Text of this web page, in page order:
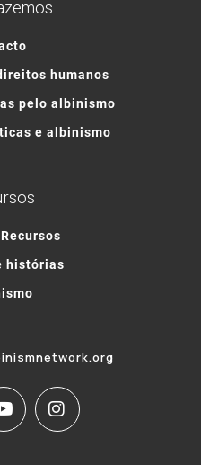
humanos
pelo albinismo
e albinismo
histórias